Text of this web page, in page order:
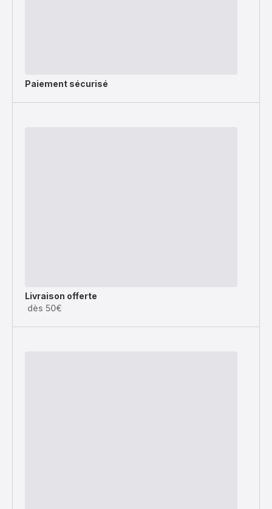
Paiement sécurisé
Livraison offerte
dès 50€